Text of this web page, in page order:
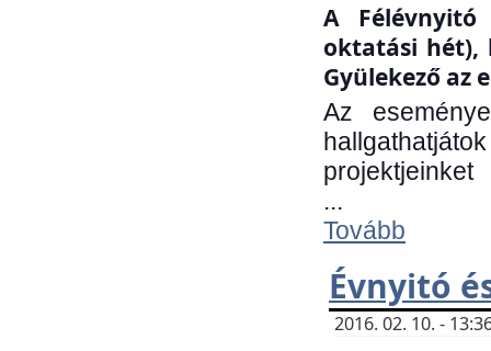
A
oktatási hét),
Gyülekező az
Az
projektjeinket
...
Tovább
Évnyitó
2016. 02. 10. -